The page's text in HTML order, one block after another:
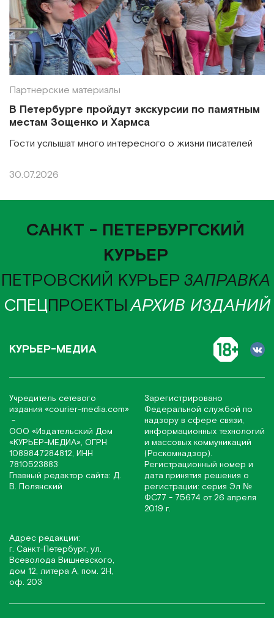
Партнерские материалы
В Петербурге пройдут экскурсии по памятным
местам Зощенко и Хармса
Гости услышат много интересного о жизни писателей
30.07.2026
САНКТ - ПЕТЕРБУРГСКИЙ
КУРЬЕР
ПЕТРОВСКИЙ КУРЬЕР ЗАПРАВКА
СПЕЦПРОЕКТЫАРХИВ ИЗДАНИЙ
КУРЬЕР-МЕДИА
Учредитель сетевого
издания «соurier-media.com»
-
ООО «Издательский Дом
«КУРЬЕР-МЕДИА», ОГРН
1089847284812, ИНН
7810523883
Главный редактор сайта: Д.
В. Полянский
Зарегистрировано
Федеральной службой по
надзору в сфере связи,
информационных технологий
и массовых коммуникаций
(Роскомнадзор).
Регистрационный номер и
дата принятия решения о
регистрации: серия Эл №
ФС77 - 75674 от 26 апреля
2019 г.
Адрес редакции:
г. Санкт-Петербург, ул.
Всеволода Вишневского,
дом 12, литера А, пом. 2Н,
оф. 203